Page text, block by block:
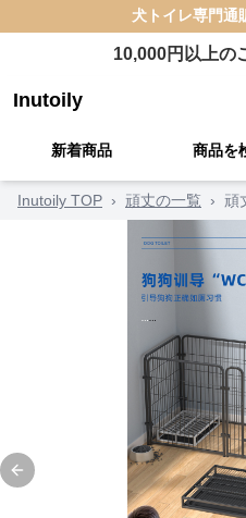
犬トイレ専門通
10,000円以上の
Inutoily
新着商品 商品を
Inutoily TOP › 頑丈の一覧 › 頑
Previous slide